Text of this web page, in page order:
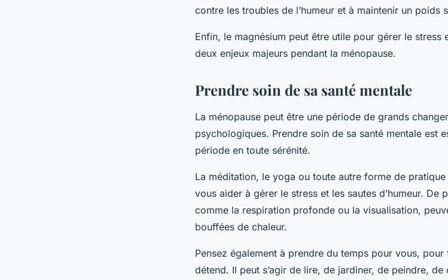
contre les troubles de l’humeur et à maintenir un poids
Enfin, le magnésium peut être utile pour gérer le
deux enjeux majeurs pendant la ménopause.
Prendre soin de sa santé mentale
La ménopause peut être une période de grands
psychologiques. Prendre soin de sa santé mentale est
période en toute sérénité.
La méditation, le yoga ou toute autre forme de
vous aider à gérer le stress et les sautes d’humeur. De
comme la respiration profonde ou la visualisation,
bouffées de chaleur.
Pensez également à prendre du temps pour vous,
détend. Il peut s’agir de lire, de jardiner, de peindre, de